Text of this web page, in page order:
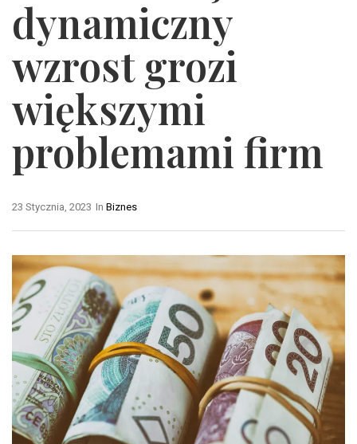
dynamiczny
wzrost grozi
większymi
problemami firm
In Biznes
23 Stycznia, 2023